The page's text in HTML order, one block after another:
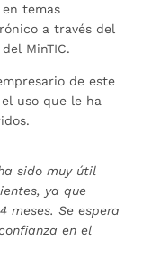
temas
a través del
MinTIC.
de este
uso que le ha
sido muy útil
ya que
meses. Se espera
en el